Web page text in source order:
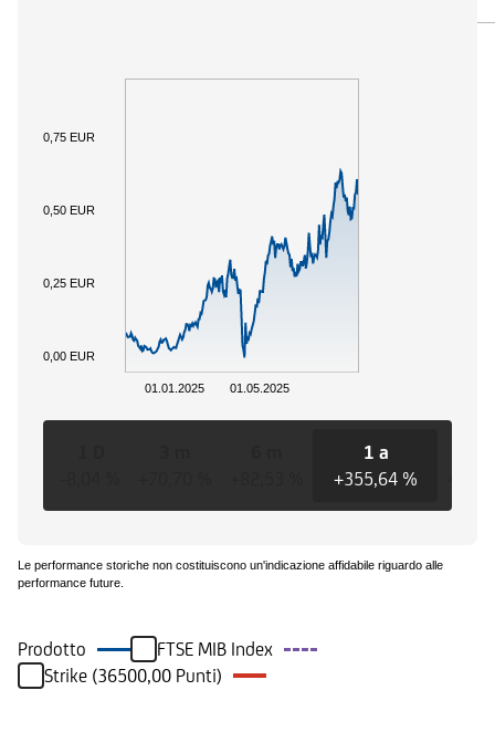
01.01.2025 01.05.2025
0,00 EUR
0,25 EUR
0,50 EUR
0,75 EUR
1 a
+355,64 %
Le performance storiche non costituiscono un'indicazione affidabile riguardo alle
performance future.
Prodotto
FTSE MIB Index
Strike (36500,00 Punti)